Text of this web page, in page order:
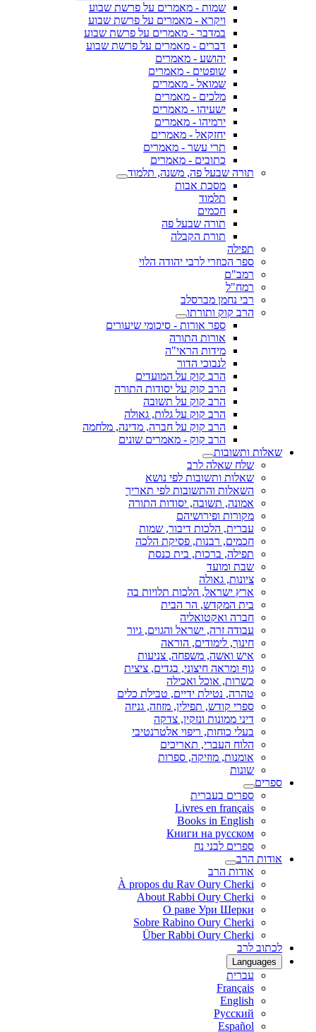
שמות - מאמרים על פרשת שבוע
ויקרא - מאמרים על פרשת שבוע
במדבר - מאמרים על פרשת שבוע
דברים - מאמרים על פרשת שבוע
יהושע - מאמרים
שופטים - מאמרים
שמואל - מאמרים
מלכים - מאמרים
ישעיהו - מאמרים
ירמיהו - מאמרים
יחזקאל - מאמרים
תרי עשר - מאמרים
כתובים - מאמרים
תורה שבעל פה, משנה, תלמוד
מסכת אבות
תלמוד
חכמים
תורה שבעל פה
תורת הקבלה
תפילה
ספר הכוזרי לרבי יהודה הלוי
רמב"ם
רמח"ל
רבי נחמן מברסלב
הרב קוק ותורתו
ספר אורות - סיכומי שיעורים
אורות התורה
מידות הראי"ה
לנבוכי הדור
הרב קוק על המועדים
הרב קוק על יסודות התורה
הרב קוק על תשובה
הרב קוק על גלות, גאולה
הרב קוק על חברה, מדינה, מלחמה
הרב קוק - מאמרים שונים
שאלות ותשובות
שלח שאלה לרב
שאלות ותשובות לפי נושא
השאלות והתשובות לפי תאריך
אמונה, תשובה, יסודות התורה
מקורות ופירושיהם
עברית, הלכות דיבור, שמות
חכמים, רבנות, פסיקת הלכה
תפילה, ברכות, בית כנסת
שבת ומועד
ציונות, גאולה
ארץ ישראל, הלכות תלויות בה
בית המקדש, הר הבית
חברה ואקטואליה
עבודה זרה, ישראל והגוים, גיור
חינוך, לימודים, הוראה
איש ואשה, משפחה, צניעות
גוף ומראה חיצוני, בגדים, ציצית
כשרות, אוכל ואכילה
טהרה, נטילת ידיים, טבילת כלים
ספרי קודש, תפילין, מזוזה, גניזה
דיני ממונות ונזקין, צדקה
בעלי כוחות, ריפוי אלטרנטיבי
הלוח העברי, תאריכים
אומנות, מוזיקה, ספרות
שונות
ספרים
ספרים בעברית
Livres en français
Books in English
Книги на русском
ספרים לבני נח
אודות הרב
אודות הרב
À propos du Rav Oury Cherki
About Rabbi Oury Cherki
О раве Ури Шерки
Sobre Rabino Oury Cherki
Über Rabbi Oury Cherki
לכתוב לרב
Languages
עברית
Français
English
Русский
Español